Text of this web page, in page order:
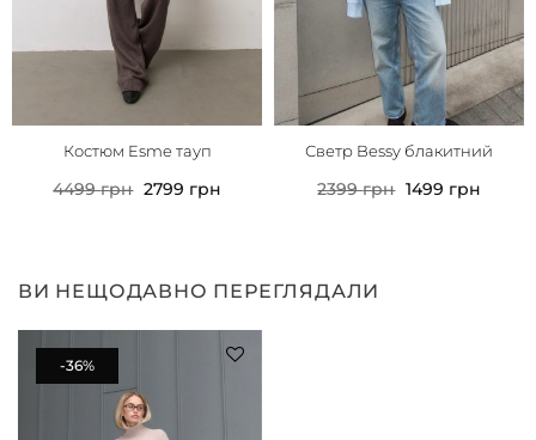
Костюм Esme тауп
4499грн 2799 грн
Светр Bessy блакитний
2399грн 1499 грн
ВИ НЕЩОДАВНО ПЕРЕГЛЯДАЛИ
-36%